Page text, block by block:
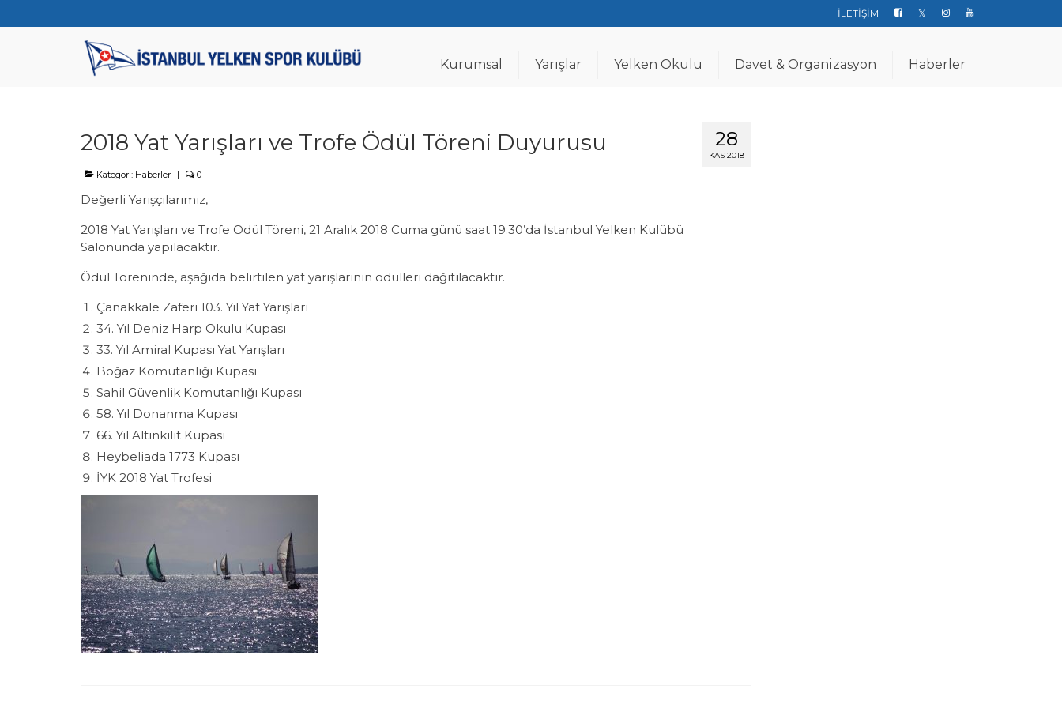
İLETİŞİM
Kurumsal Yarışlar Yelken Okulu Davet & Organizasyon Haberler
28
KAS 2018
2018 Yat Yarışları ve Trofe Ödül Töreni Duyurusu
Kategori: Haberler | 0
Değerli Yarışçılarımız,
2018 Yat Yarışları ve Trofe Ödül Töreni, 21 Aralık 2018 Cuma günü saat 19:30’da İstanbul Yelken Kulübü
Salonunda yapılacaktır.
Ödül Töreninde, aşağıda belirtilen yat yarışlarının ödülleri dağıtılacaktır.
Çanakkale Zaferi 103. Yıl Yat Yarışları
34. Yıl Deniz Harp Okulu Kupası
33. Yıl Amiral Kupası Yat Yarışları
Boğaz Komutanlığı Kupası
Sahil Güvenlik Komutanlığı Kupası
58. Yıl Donanma Kupası
66. Yıl Altınkilit Kupası
Heybeliada 1773 Kupası
İYK 2018 Yat Trofesi